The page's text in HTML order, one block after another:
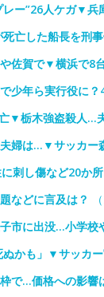
ー”26人ケガ▼兵
亡した船長を刑
佐賀で▼横浜で8
年ら実行役に？
▼栃木強盗殺人…
婦は…▼サッカー
刺し傷など20か
などに言及は？
市に出没…小学校
かも」▼サッカ
で…価格への影響